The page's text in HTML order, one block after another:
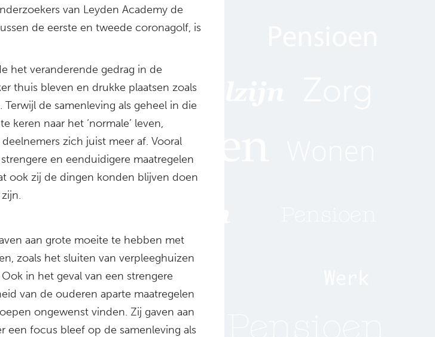
van Leyden Academy de
de eerste en tweede coronagolf, is
het veranderende gedrag in de
thuis bleven en drukke plaatsen zoals
de samenleving als geheel in die
keren naar het ‘normale’ leven,
zich juist meer af. Vooral
en eenduidigere maatregelen
ook zij de dingen konden blijven doen
aan grote moeite te hebben met
zoals het sluiten van verpleeghuizen
in het geval van een strengere
van de ouderen aparte maatregelen
ongewenst vinden. Zij gaven aan
een focus bleef op de samenleving als